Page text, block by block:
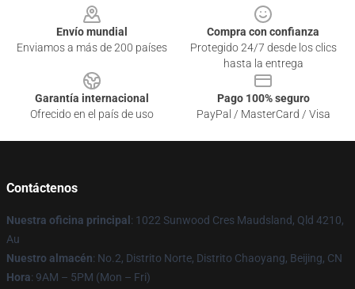
Envío mundial
Enviamos a más de 200 países
Compra con confianza
Protegido 24/7 desde los clics
hasta la entrega
Garantía internacional
Ofrecido en el país de uso
Pago 100% seguro
PayPal / MasterCard / Visa
Contáctenos
Nuestra oficina principal : 1022 Sunwood Cres Maudsland, Qld 4210,
Au
Nuestro almacén: No.2, Distrito Norte, Distrito Chaoyang, Beijing, CN
Hora: 9AM – 5PM (Mon – Fri)